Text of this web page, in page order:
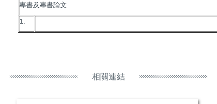
專書及專書論文
1.
相關連結